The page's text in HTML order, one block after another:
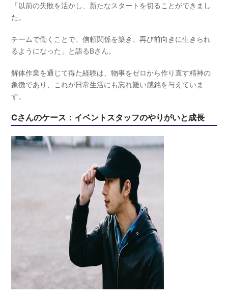
「以前の失敗を活かし、新たなスタートを切ることができまし
た。
チームで働くことで、信頼関係を築き、再び前向きに生きられ
るようになった」と語るBさん。
解体作業を通じて得た経験は、物事をゼロから作り直す精神の
象徴であり、これが日常生活にも忘れ難い感銘を与えていま
す。
Cさんのケース：イベントスタッフのやりがいと成長